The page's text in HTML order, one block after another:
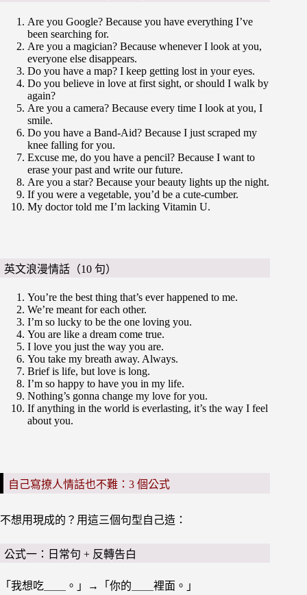
Are you Google? Because you have everything I’ve
been searching for.
Are you a magician? Because whenever I look at you,
everyone else disappears.
Do you have a map? I keep getting lost in your eyes.
Do you believe in love at first sight, or should I walk by
again?
Are you a camera? Because every time I look at you, I
smile.
Do you have a Band-Aid? Because I just scraped my
knee falling for you.
Excuse me, do you have a pencil? Because I want to
erase your past and write our future.
Are you a star? Because your beauty lights up the night.
If you were a vegetable, you’d be a cute-cumber.
My doctor told me I’m lacking Vitamin U.
英文浪漫情話（10 句）
You’re the best thing that’s ever happened to me.
We’re meant for each other.
I’m so lucky to be the one loving you.
You are like a dream come true.
I love you just the way you are.
You take my breath away. Always.
Brief is life, but love is long.
I’m so happy to have you in my life.
Nothing’s gonna change my love for you.
If anything in the world is everlasting, it’s the way I feel
about you.
自己寫撩人情話也不難：3 個公式
不想用現成的？用這三個句型自己造：
公式一：日常句 + 反轉告白
「我想吃＿＿。」→「你的＿＿裡面。」